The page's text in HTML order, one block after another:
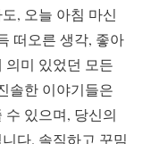
, 오늘 아침 마신
떠오른 생각, 좋아
의미 있었던 모든
솔한 이야기들은
있으며, 당신의
다. 솔직하고 꾸밈